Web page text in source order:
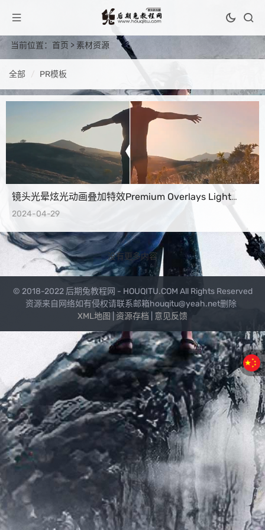
当前位置： 首页 >素材资源
全部 PR模板
镜头光晕炫光动画叠加特效Premium Overlays Light
Leaks PR模板+视频教程
2024-04-29
没有更多内容
© 2018-2022 后期兔教程网 - HOUQITU.COM All Rights Reserved
资源来自网络如有侵权请联系邮箱houqitu@yeah.net删除
XML地图
资源存档 意见反馈